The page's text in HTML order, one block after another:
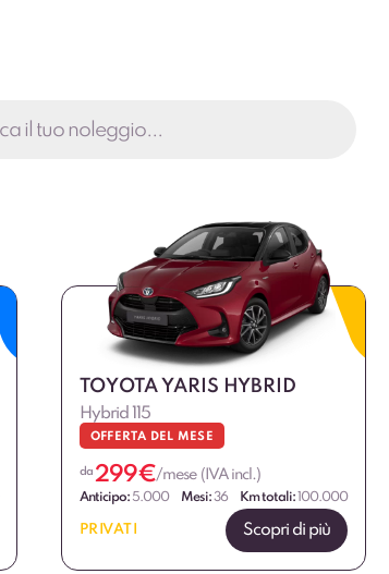
TOYOTA YARIS HYBRID
Hybrid 115
OFFERTA DEL MESE
da 299€/mese (IVA incl.)
Anticipo: 5.000 Mesi:36 Km totali: 100.000
PRIVATI Scopri di più